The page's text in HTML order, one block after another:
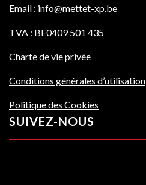
Email : info@mettet-xp.be
TVA : BE0409 501 435
Charte de vie privée
Conditions générales d’utilisation
Politique des Cookies
SUIVEZ-NOUS